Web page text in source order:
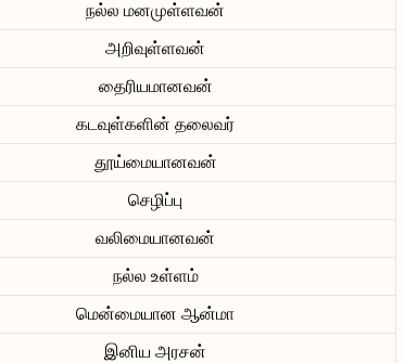
நல்ல மனமுள்ளவன்
அறிவுள்ளவன்
தைரியமானவன்
கடவுள்களின் தலைவர்
தூய்மையானவன்
செழிப்பு
வலிமையானவன்
நல்ல உள்ளம்
மென்மையான ஆன்மா
இனிய அரசன்